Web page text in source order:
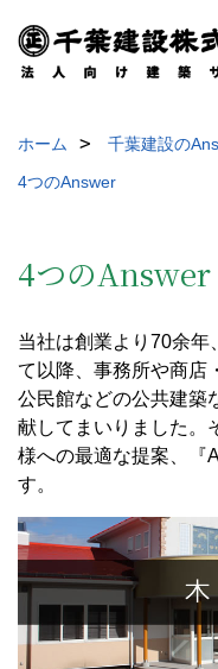
ホーム 千葉建設の
4つのAnswer
4つのAnswer
当社は創業より70余年
て以降、事務所や商店
公民館などの公共建築
献してまいりました。
様への最適な提案、『
す。